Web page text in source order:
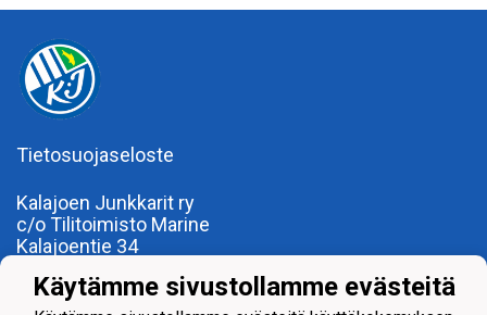
Tietosuojaseloste
Kalajoen Junkkarit ry
c/o Tilitoimisto Marine
Kalajoentie 34
Y-tunnus 0185922-0
Käytämme sivustollamme evästeitä